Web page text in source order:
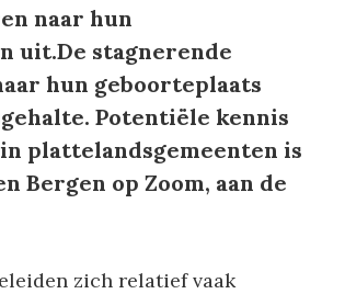
naar hun
uit.De stagnerende
hun geboorteplaats
Potentiële kennis
plattelandsgemeenten is
Bergen op Zoom, aan de
zich relatief vaak